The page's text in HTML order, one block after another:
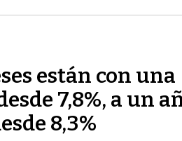
están con una
7,8%, a un
8,3%